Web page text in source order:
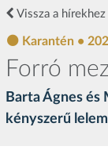
Vissza a hírekhez
Karantén •
Forró
Barta Ágnes
kényszerű